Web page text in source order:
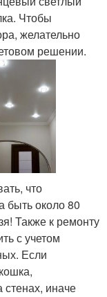
Чтобы
желательно
решении.
что
быть около 80
Также к ремонту
с учетом
Если
стенах, иначе